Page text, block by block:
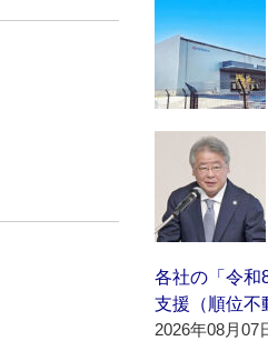
各社の「令和
支援（順位不
2026年08月07